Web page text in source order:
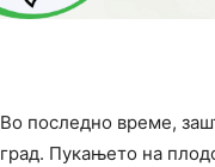
Во последно време,
град. Пукањето на